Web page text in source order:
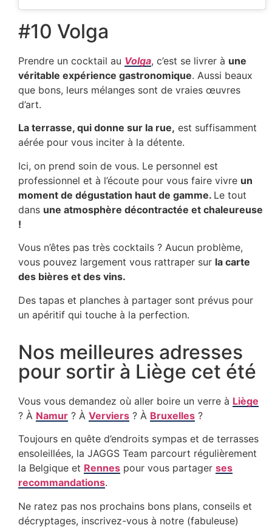
#10 Volga
Prendre un cocktail au Volga, c’est se livrer à une
véritable expérience gastronomique. Aussi beaux
que bons, leurs mélanges sont de vraies œuvres
d’art.
La terrasse, qui donne sur la rue, est suffisamment
aérée pour vous inciter à la détente.
Ici, on prend soin de vous. Le personnel est
professionnel et à l’écoute pour vous faire vivre un
moment de dégustation haut de gamme. Le tout
dans une atmosphère décontractée et chaleureuse
!
Vous n’êtes pas très cocktails ? Aucun problème,
vous pouvez largement vous rattraper sur la carte
des bières et des vins.
Des tapas et planches à partager sont prévus pour
un apéritif qui touche à la perfection.
Nos meilleures adresses
pour sortir à Liège cet été
Vous vous demandez où aller boire un verre à Liège
? À Namur ? À Verviers ? À Bruxelles ?
Toujours en quête d’endroits sympas et de terrasses
ensoleillées, la JAGGS Team parcourt régulièrement
la Belgique et Rennes pour vous partager ses
recommandations.
Ne ratez pas nos prochains bons plans, conseils et
décryptages, inscrivez-vous à notre (fabuleuse)